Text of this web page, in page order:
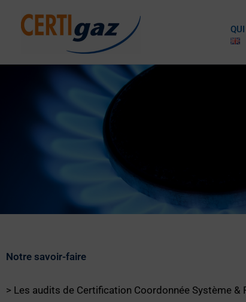
Notre savoir-faire
> Les audits de Certification Coordonnée Système &